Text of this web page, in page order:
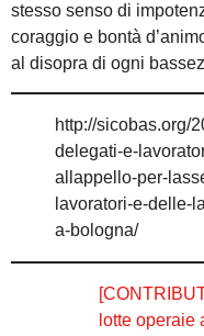
stesso senso di
coraggio e bontà
al disopra di ogni
http://sicobas.org/
delegati-e-
allappello-per-
lavoratori-e-delle-
a-bologna/
lotte operaie